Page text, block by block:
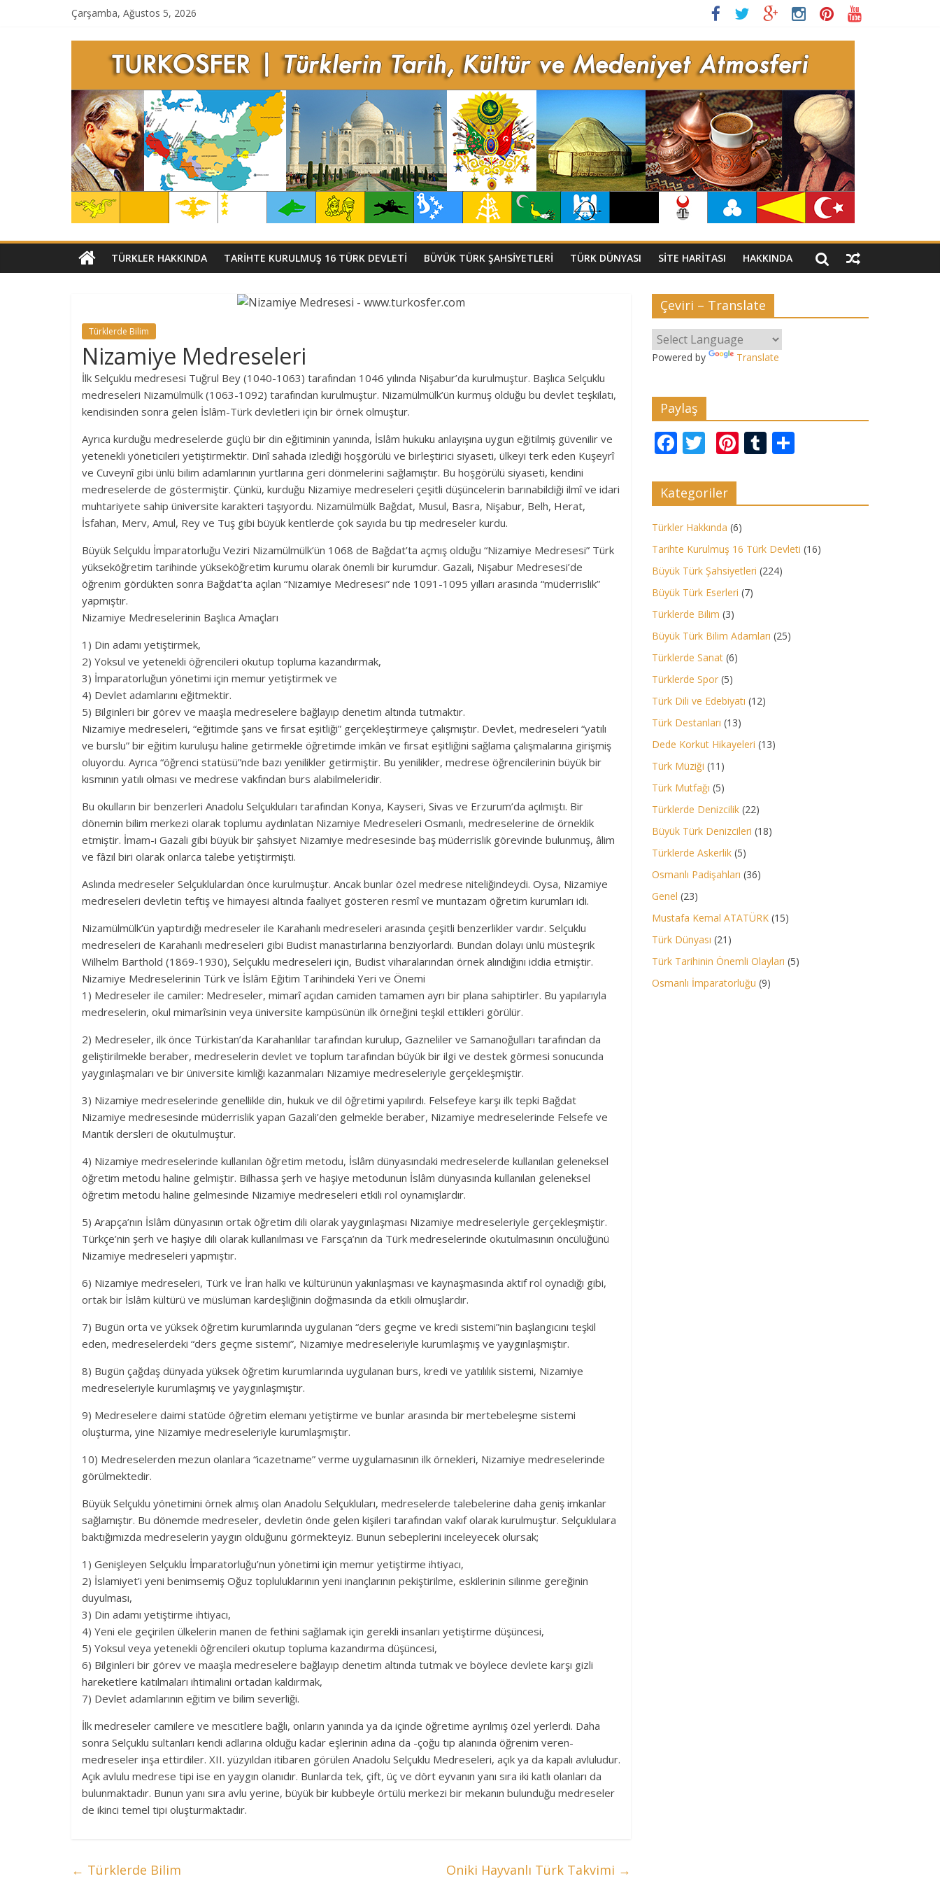
Çarşamba, Ağustos 5, 2026
TÜRKLER HAKKINDA TARIHTE KURULMUŞ 16 TÜRK DEVLETI BÜYÜK TÜRK ŞAHSIYETLERI TÜRK DÜNYASI SITE HARITASI HAKKINDA
Türklerde Bilim
Nizamiye Medreseleri
İlk Selçuklu medresesi Tuğrul Bey (1040-1063) tarafından 1046 yılında Nişabur’da kurulmuştur. Başlıca Selçuklu
medreseleri Nizamülmülk (1063-1092) tarafından kurulmuştur. Nizamülmülk’ün kurmuş olduğu bu devlet teşkilatı,
kendisinden sonra gelen İslâm-Türk devletleri için bir örnek olmuştur.
Ayrıca kurduğu medreselerde güçlü bir din eğitiminin yanında, İslâm hukuku anlayışına uygun eğitilmiş güvenilir ve
yetenekli yöneticileri yetiştirmektir. Dinî sahada izlediği hoşgörülü ve birleştirici siyaseti, ülkeyi terk eden Kuşeyrî
ve Cuveynî gibi ünlü bilim adamlarının yurtlarına geri dönmelerini sağlamıştır. Bu hoşgörülü siyaseti, kendini
medreselerde de göstermiştir. Çünkü, kurduğu Nizamiye medreseleri çeşitli düşüncelerin barınabildiği ilmî ve idari
muhtariyete sahip üniversite karakteri taşıyordu. Nizamülmülk Bağdat, Musul, Basra, Nişabur, Belh, Herat,
İsfahan, Merv, Amul, Rey ve Tuş gibi büyük kentlerde çok sayıda bu tip medreseler kurdu.
Büyük Selçuklu İmparatorluğu Veziri Nizamülmülk’ün 1068 de Bağdat’ta açmış olduğu “Nizamiye Medresesi” Türk
yükseköğretim tarihinde yükseköğretim kurumu olarak önemli bir kurumdur. Gazali, Nişabur Medresesi’de
öğrenim gördükten sonra Bağdat’ta açılan “Nizamiye Medresesi” nde 1091-1095 yılları arasında “müderrislik”
yapmıştır.
Nizamiye Medreselerinin Başlıca Amaçları
1) Din adamı yetiştirmek,
2) Yoksul ve yetenekli öğrencileri okutup topluma kazandırmak,
3) İmparatorluğun yönetimi için memur yetiştirmek ve
4) Devlet adamlarını eğitmektir.
5) Bilginleri bir görev ve maaşla medreselere bağlayıp denetim altında tutmaktır.
Nizamiye medreseleri, “eğitimde şans ve fırsat eşitliği” gerçekleştirmeye çalışmıştır. Devlet, medreseleri “yatılı
ve burslu” bir eğitim kuruluşu haline getirmekle öğretimde imkân ve fırsat eşitliğini sağlama çalışmalarına girişmiş
oluyordu. Ayrıca “öğrenci statüsü”nde bazı yenilikler getirmiştir. Bu yenilikler, medrese öğrencilerinin büyük bir
kısmının yatılı olması ve medrese vakfından burs alabilmeleridir.
Bu okulların bir benzerleri Anadolu Selçukluları tarafından Konya, Kayseri, Sivas ve Erzurum’da açılmıştı. Bir
dönemin bilim merkezi olarak toplumu aydınlatan Nizamiye Medreseleri Osmanlı, medreselerine de örneklik
etmiştir. İmam-ı Gazali gibi büyük bir şahsiyet Nizamiye medresesinde baş müderrislik görevinde bulunmuş, âlim
ve fâzıl biri olarak onlarca talebe yetiştirmişti.
Aslında medreseler Selçuklulardan önce kurulmuştur. Ancak bunlar özel medrese niteliğindeydi. Oysa, Nizamiye
medreseleri devletin teftiş ve himayesi altında faaliyet gösteren resmî ve muntazam öğretim kurumları idi.
Nizamülmülk’ün yaptırdığı medreseler ile Karahanlı medreseleri arasında çeşitli benzerlikler vardır. Selçuklu
medreseleri de Karahanlı medreseleri gibi Budist manastırlarına benziyorlardı. Bundan dolayı ünlü müsteşrik
Wilhelm Barthold (1869-1930), Selçuklu medreseleri için, Budist viharalarından örnek alındığını iddia etmiştir.
Nizamiye Medreselerinin Türk ve İslâm Eğitim Tarihindeki Yeri ve Önemi
1) Medreseler ile camiler: Medreseler, mimarî açıdan camiden tamamen ayrı bir plana sahiptirler. Bu yapılarıyla
medreselerin, okul mimarîsinin veya üniversite kampüsünün ilk örneğini teşkil ettikleri görülür.
2) Medreseler, ilk önce Türkistan’da Karahanlılar tarafından kurulup, Gazneliler ve Samanoğulları tarafından da
geliştirilmekle beraber, medreselerin devlet ve toplum tarafından büyük bir ilgi ve destek görmesi sonucunda
yaygınlaşmaları ve bir üniversite kimliği kazanmaları Nizamiye medreseleriyle gerçekleşmiştir.
3) Nizamiye medreselerinde genellikle din, hukuk ve dil öğretimi yapılırdı. Felsefeye karşı ilk tepki Bağdat
Nizamiye medresesinde müderrislik yapan Gazali’den gelmekle beraber, Nizamiye medreselerinde Felsefe ve
Mantık dersleri de okutulmuştur.
4) Nizamiye medreselerinde kullanılan öğretim metodu, İslâm dünyasındaki medreselerde kullanılan geleneksel
öğretim metodu haline gelmiştir. Bilhassa şerh ve haşiye metodunun İslâm dünyasında kullanılan geleneksel
öğretim metodu haline gelmesinde Nizamiye medreseleri etkili rol oynamışlardır.
5) Arapça’nın İslâm dünyasının ortak öğretim dili olarak yaygınlaşması Nizamiye medreseleriyle gerçekleşmiştir.
Türkçe’nin şerh ve haşiye dili olarak kullanılması ve Farsça’nın da Türk medreselerinde okutulmasının öncülüğünü
Nizamiye medreseleri yapmıştır.
6) Nizamiye medreseleri, Türk ve İran halkı ve kültürünün yakınlaşması ve kaynaşmasında aktif rol oynadığı gibi,
ortak bir İslâm kültürü ve müslüman kardeşliğinin doğmasında da etkili olmuşlardır.
7) Bugün orta ve yüksek öğretim kurumlarında uygulanan “ders geçme ve kredi sistemi”nin başlangıcını teşkil
eden, medreselerdeki “ders geçme sistemi”, Nizamiye medreseleriyle kurumlaşmış ve yaygınlaşmıştır.
8) Bugün çağdaş dünyada yüksek öğretim kurumlarında uygulanan burs, kredi ve yatılılık sistemi, Nizamiye
medreseleriyle kurumlaşmış ve yaygınlaşmıştır.
9) Medreselere daimi statüde öğretim elemanı yetiştirme ve bunlar arasında bir mertebeleşme sistemi
oluşturma, yine Nizamiye medreseleriyle kurumlaşmıştır.
10) Medreselerden mezun olanlara “icazetname” verme uygulamasının ilk örnekleri, Nizamiye medreselerinde
görülmektedir.
Büyük Selçuklu yönetimini örnek almış olan Anadolu Selçukluları, medreselerde talebelerine daha geniş imkanlar
sağlamıştır. Bu dönemde medreseler, devletin önde gelen kişileri tarafından vakıf olarak kurulmuştur. Selçuklulara
baktığımızda medreselerin yaygın olduğunu görmekteyiz. Bunun sebeplerini inceleyecek olursak;
1) Genişleyen Selçuklu İmparatorluğu’nun yönetimi için memur yetiştirme ihtiyacı,
2) İslamiyet’i yeni benimsemiş Oğuz topluluklarının yeni inançlarının pekiştirilme, eskilerinin silinme gereğinin
duyulması,
3) Din adamı yetiştirme ihtiyacı,
4) Yeni ele geçirilen ülkelerin manen de fethini sağlamak için gerekli insanları yetiştirme düşüncesi,
5) Yoksul veya yetenekli öğrencileri okutup topluma kazandırma düşüncesi,
6) Bilginleri bir görev ve maaşla medreselere bağlayıp denetim altında tutmak ve böylece devlete karşı gizli
hareketlere katılmaları ihtimalini ortadan kaldırmak,
7) Devlet adamlarının eğitim ve bilim severliği.
İlk medreseler camilere ve mescitlere bağlı, onların yanında ya da içinde öğretime ayrılmış özel yerlerdi. Daha
sonra Selçuklu sultanları kendi adlarına olduğu kadar eşlerinin adına da -çoğu tıp alanında öğrenim veren-
medreseler inşa ettirdiler. XII. yüzyıldan itibaren görülen Anadolu Selçuklu Medreseleri, açık ya da kapalı avluludur.
Açık avlulu medrese tipi ise en yaygın olanıdır. Bunlarda tek, çift, üç ve dört eyvanın yanı sıra iki katlı olanları da
bulunmaktadır. Bunun yanı sıra avlu yerine, büyük bir kubbeyle örtülü merkezi bir mekanın bulunduğu medreseler
de ikinci temel tipi oluşturmaktadır.
← Türklerde Bilim Oniki Hayvanlı Türk Takvimi →
Çeviri – Translate
Powered by Translate
Paylaş
F
e
b
o
o
k
T
itt
er
Pi
e
st
T
bl aş
Kategoriler
Türkler Hakkında (6)
Tarihte Kurulmuş 16 Türk Devleti (16)
Büyük Türk Şahsiyetleri (224)
Büyük Türk Eserleri (7)
Türklerde Bilim (3)
Büyük Türk Bilim Adamları (25)
Türklerde Sanat (6)
Türklerde Spor (5)
Türk Dili ve Edebiyatı (12)
Türk Destanları (13)
Dede Korkut Hikayeleri (13)
Türk Müziği (11)
Türk Mutfağı (5)
Türklerde Denizcilik (22)
Büyük Türk Denizcileri (18)
Türklerde Askerlik (5)
Osmanlı Padişahları (36)
Genel (23)
Mustafa Kemal ATATÜRK (15)
Türk Dünyası (21)
Türk Tarihinin Önemli Olayları (5)
Osmanlı İmparatorluğu (9)